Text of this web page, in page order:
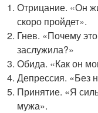
Отрицание. «Он
скоро пройдет».
Гнев. «Почему
заслужила?»
Обида. «Как он
Депрессия. «Без
Принятие. «Я
мужа».